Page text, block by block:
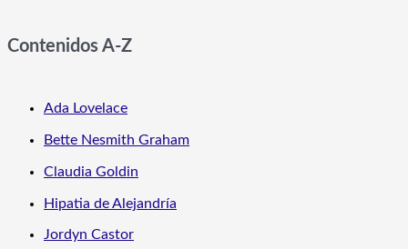
Contenidos A-Z
Ada Lovelace
Bette Nesmith Graham
Claudia Goldin
Hipatia de Alejandría
Jordyn Castor